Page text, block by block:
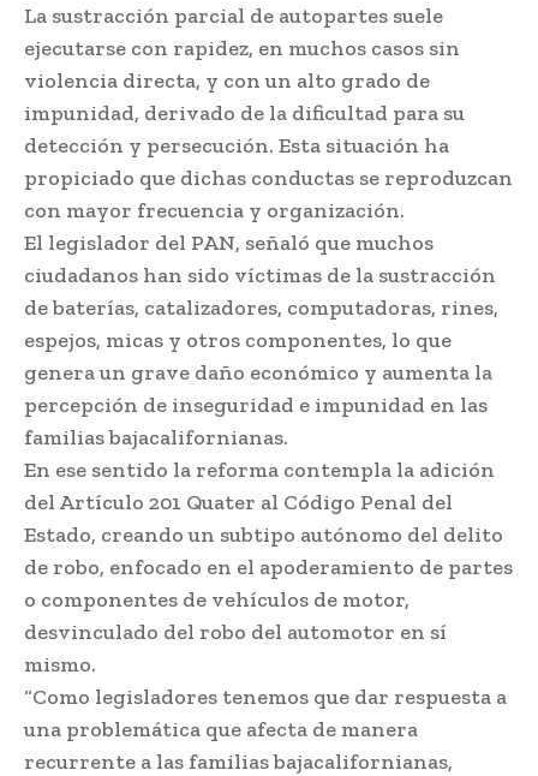
La sustracción parcial de autopartes suele
ejecutarse con rapidez, en muchos casos sin
violencia directa, y con un alto grado de
impunidad, derivado de la dificultad para su
detección y persecución. Esta situación ha
propiciado que dichas conductas se reproduzcan
con mayor frecuencia y organización.
El legislador del PAN, señaló que muchos
ciudadanos han sido víctimas de la sustracción
de baterías, catalizadores, computadoras, rines,
espejos, micas y otros componentes, lo que
genera un grave daño económico y aumenta la
percepción de inseguridad e impunidad en las
familias bajacalifornianas.
En ese sentido la reforma contempla la adición
del Artículo 201 Quater al Código Penal del
Estado, creando un subtipo autónomo del delito
de robo, enfocado en el apoderamiento de partes
o componentes de vehículos de motor,
desvinculado del robo del automotor en sí
mismo.
“Como legisladores tenemos que dar respuesta a
una problemática que afecta de manera
recurrente a las familias bajacalifornianas,